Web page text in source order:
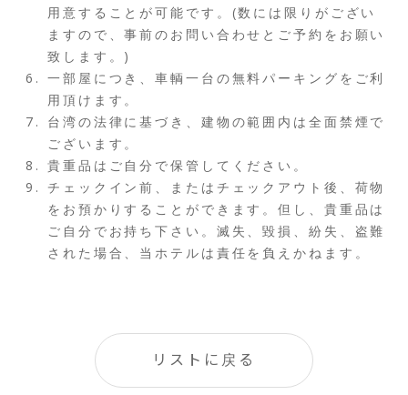
用意することが可能です。(数には限りがござい
ますので、事前のお問い合わせとご予約をお願い
致します。)
一部屋につき、車輌一台の無料パーキングをご利
用頂けます。
台湾の法律に基づき、建物の範囲内は全面禁煙で
ございます。
貴重品はご自分で保管してください。
チェックイン前、またはチェックアウト後、荷物
をお預かりすることができます。但し、貴重品は
ご自分でお持ち下さい。滅失、毀損、紛失、盗難
された場合、当ホテルは責任を負えかねます。
リストに戻る